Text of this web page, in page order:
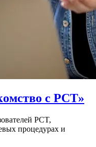
с PCT»
PCT,
процедурах и